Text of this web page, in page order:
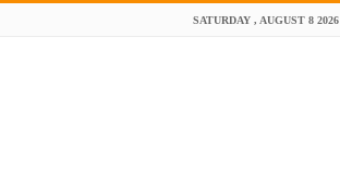
SATURDAY , AUGUST 8 2026